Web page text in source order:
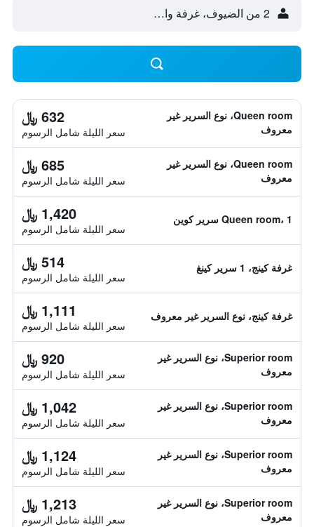
2 من الضيوف، غرفة واحدة
Queen room، نوع السرير غير
معروف
632 ﷼
سعر الليلة شامل الرسوم
Queen room، نوع السرير غير
معروف
685 ﷼
سعر الليلة شامل الرسوم
Queen room، 1 سرير كوين 1,420 ﷼
سعر الليلة شامل الرسوم
غرفة كينج، 1 سرير كينغ 514 ﷼
سعر الليلة شامل الرسوم
غرفة كينج، نوع السرير غير معروف 1,111 ﷼
سعر الليلة شامل الرسوم
Superior room، نوع السرير غير
معروف
920 ﷼
سعر الليلة شامل الرسوم
Superior room، نوع السرير غير
معروف
1,042 ﷼
سعر الليلة شامل الرسوم
Superior room، نوع السرير غير
معروف
1,124 ﷼
سعر الليلة شامل الرسوم
Superior room، نوع السرير غير
معروف
1,213 ﷼
سعر الليلة شامل الرسوم